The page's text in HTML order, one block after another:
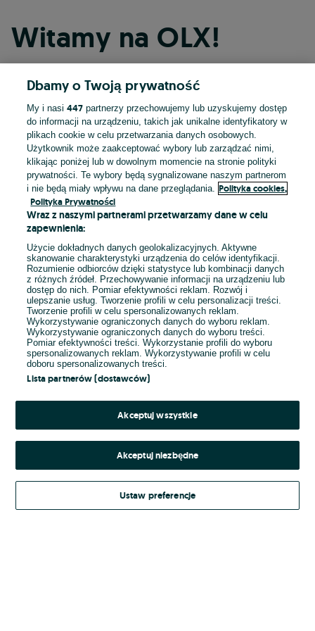
Witamy na OLX!
Kontynuuj przez Facebooka
Kontynuuj przez konto Apple
Kontynuuj przez konto Google
LUB
E-mail
Hasło
Kontynuując za pośrednictwem jednego z dostawców wskazanych powyżej,
Regulamin serwisu OLX.pl w jego aktualnym brzmieniu.
Dbamy o Twoją prywatność
My i nasi447 partnerzy przechowujemy lub uzyskujemy dostęp
do informacji na urządzeniu, takich jak unikalne identyfikatory w
plikach cookie w celu przetwarzania danych osobowych.
Użytkownik może zaakceptować wybory lub zarządzać nimi,
klikając poniżej lub w dowolnym momencie na stronie polityki
prywatności. Te wybory będą sygnalizowane naszym partnerom
i nie będą miały wpływu na dane przeglądania.
Polityka cookies,
Polityka Prywatności
Wraz z naszymi partnerami przetwarzamy dane w celu
zapewnienia:
Użycie dokładnych danych geolokalizacyjnych. Aktywne
skanowanie charakterystyki urządzenia do celów identyfikacji.
Rozumienie odbiorców dzięki statystyce lub kombinacji danych
z różnych źródeł. Przechowywanie informacji na urządzeniu lub
dostęp do nich. Pomiar efektywności reklam. Rozwój i
ulepszanie usług. Tworzenie profili w celu personalizacji treści.
Tworzenie profili w celu spersonalizowanych reklam.
Wykorzystywanie ograniczonych danych do wyboru reklam.
Wykorzystywanie ograniczonych danych do wyboru treści.
Pomiar efektywności treści. Wykorzystanie profili do wyboru
spersonalizowanych reklam. Wykorzystywanie profili w celu
doboru spersonalizowanych treści.
Lista partnerów (dostawców)
Akceptuj wszystkie
Akceptuj niezbędne
Ustaw preferencje